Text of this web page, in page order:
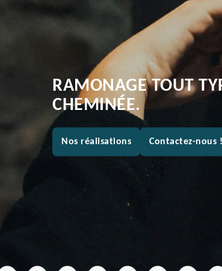
RAMONAGE TOUT
CHEMINÉE.
Nos réalisations Contactez-nous !